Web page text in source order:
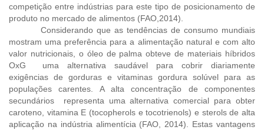
competição entre indústrias para este tipo de posicionamento de
produto no mercado de alimentos (FAO,2014).
Considerando que as tendências de consumo mundiais
mostram uma preferência para a alimentação natural e com alto
valor nutricionais, o óleo de palma obteve de materiais híbridos
OxG uma alternativa saudável para cobrir diariamente
exigências de gorduras e vitaminas gordura solúvel para as
populações carentes. A alta concentração de componentes
secundários representa uma alternativa comercial para obter
caroteno, vitamina E (tocopherols e tocotrienols) e sterols de alta
aplicação na indústria alimentícia (FAO, 2014). Estas vantagens